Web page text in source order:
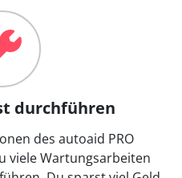
durchführen
des autoaid PRO
viele Wartungsarbeiten